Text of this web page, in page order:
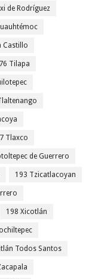
de Rodríguez
Castillo
Tilapa
Tlaxco
de Guerrero
193 Tzicatlacoyan
198 Xicotlán
Todos Santos